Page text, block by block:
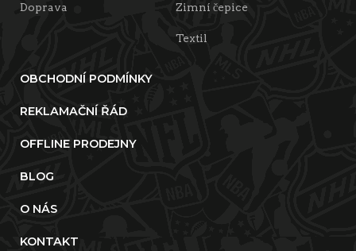
Doprava Zimní čepice
Textil
OBCHODNÍ PODMÍNKY
REKLAMAČNÍ ŘÁD
OFFLINE PRODEJNY
BLOG
O NÁS
KONTAKT